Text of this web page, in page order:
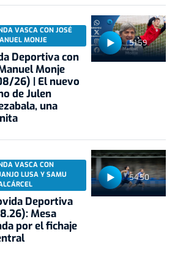
51:59
VASCA CON JOSÉ
MONJE
Deportiva con
Monje
26) | El nuevo
de Julen
una
54:50
VASCA CON
LUSA Y SAMU
Deportiva
Mesa
por el fichaje